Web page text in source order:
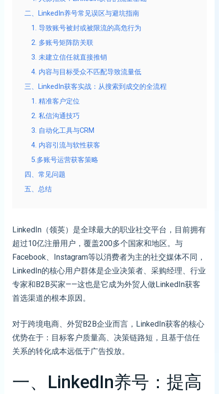
二、LinkedIn养号常见误区与避坑指南
1. 导致账号被封或被限流的高危行为
2. 多账号矩阵防关联
3. 未建立信任就直接推销
4. 内容与目标受众不匹配导致流量低
三、LinkedIn获客实战：从搜索到成交的全流程
1. 精准客户定位
2. 私信沟通技巧
3. 自动化工具与CRM
4. 内容引流与软性获客
5.多账号运营获客策略
四、常见问题
五、总结
LinkedIn（领英）是全球最大的职业社交平台，目前拥有
超过10亿注册用户，覆盖200多个国家和地区。与
Facebook、Instagram等以消费者为主的社交媒体不同，
LinkedIn的核心用户群体是企业决策者、采购经理、行业
专家和B2B买家——这也是它成为外贸人做LinkedIn获客
首选渠道的根本原因。
对于跨境电商、外贸B2B企业而言，LinkedIn获客的核心
优势在于：目标客户质量高、决策链路短，且基于信任
关系的转化成本远低于广告投放。
一、LinkedIn养号：提高